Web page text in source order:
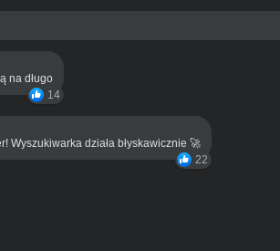
na długo
14
Wyszukiwarka działa błyskawicznie 🚀
22